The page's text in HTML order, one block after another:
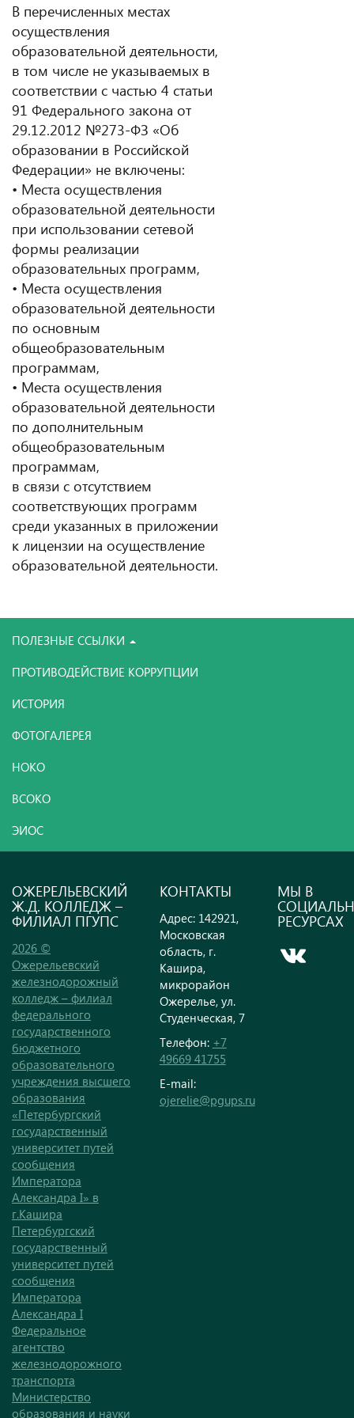
В перечисленных местах
осуществления
образовательной деятельности,
в том числе не указываемых в
соответствии с частью 4 статьи
91 Федерального закона от
29.12.2012 №273-ФЗ «Об
образовании в Российской
Федерации» не включены:
• Места осуществления
образовательной деятельности
при использовании сетевой
формы реализации
образовательных программ,
• Места осуществления
образовательной деятельности
по основным
общеобразовательным
программам,
• Места осуществления
образовательной деятельности
по дополнительным
общеобразовательным
программам,
в связи с отсутствием
соответствующих программ
среди указанных в приложении
к лицензии на осуществление
образовательной деятельности.
ПОЛЕЗНЫЕ ССЫЛКИ
ПРОТИВОДЕЙСТВИЕ КОРРУПЦИИ
ИСТОРИЯ
ФОТОГАЛЕРЕЯ
НОКО
ВСОКО
ЭИОС
ОЖЕРЕЛЬЕВСКИЙ
Ж.Д. КОЛЛЕДЖ –
ФИЛИАЛ ПГУПС
2026 ©
Ожерельевский
железнодорожный
колледж – филиал
федерального
государственного
бюджетного
образовательного
учреждения высшего
образования
«Петербургский
государственный
университет путей
сообщения
Императора
Александра I» в
г.Кашира
Петербургский
государственный
университет путей
сообщения
Императора
Александра I
Федеральное
агентство
железнодорожного
транспорта
Министерство
образования и науки
КОНТАКТЫ
Адрес: 142921,
Московская
область, г.
Кашира,
микрорайон
Ожерелье, ул.
Студенческая, 7
Телефон: +7
49669 41755
E-mail:
ojerelie@pgups.ru
МЫ В
РЕСУРСАХ